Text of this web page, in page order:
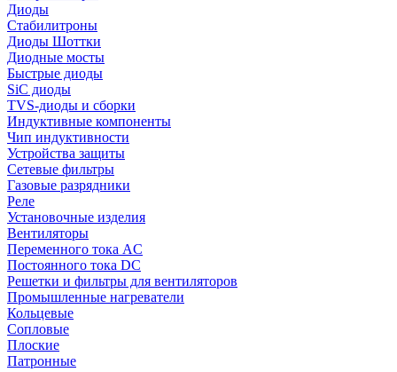
Диоды
Стабилитроны
Диоды Шоттки
Диодные мосты
Быстрые диоды
SiC диоды
TVS-диоды и сборки
Индуктивные компоненты
Чип индуктивности
Устройства защиты
Сетевые фильтры
Газовые разрядники
Реле
Установочные изделия
Вентиляторы
Переменного тока AC
Постоянного тока DC
Решетки и фильтры для вентиляторов
Промышленные нагреватели
Кольцевые
Сопловые
Плоские
Патронные